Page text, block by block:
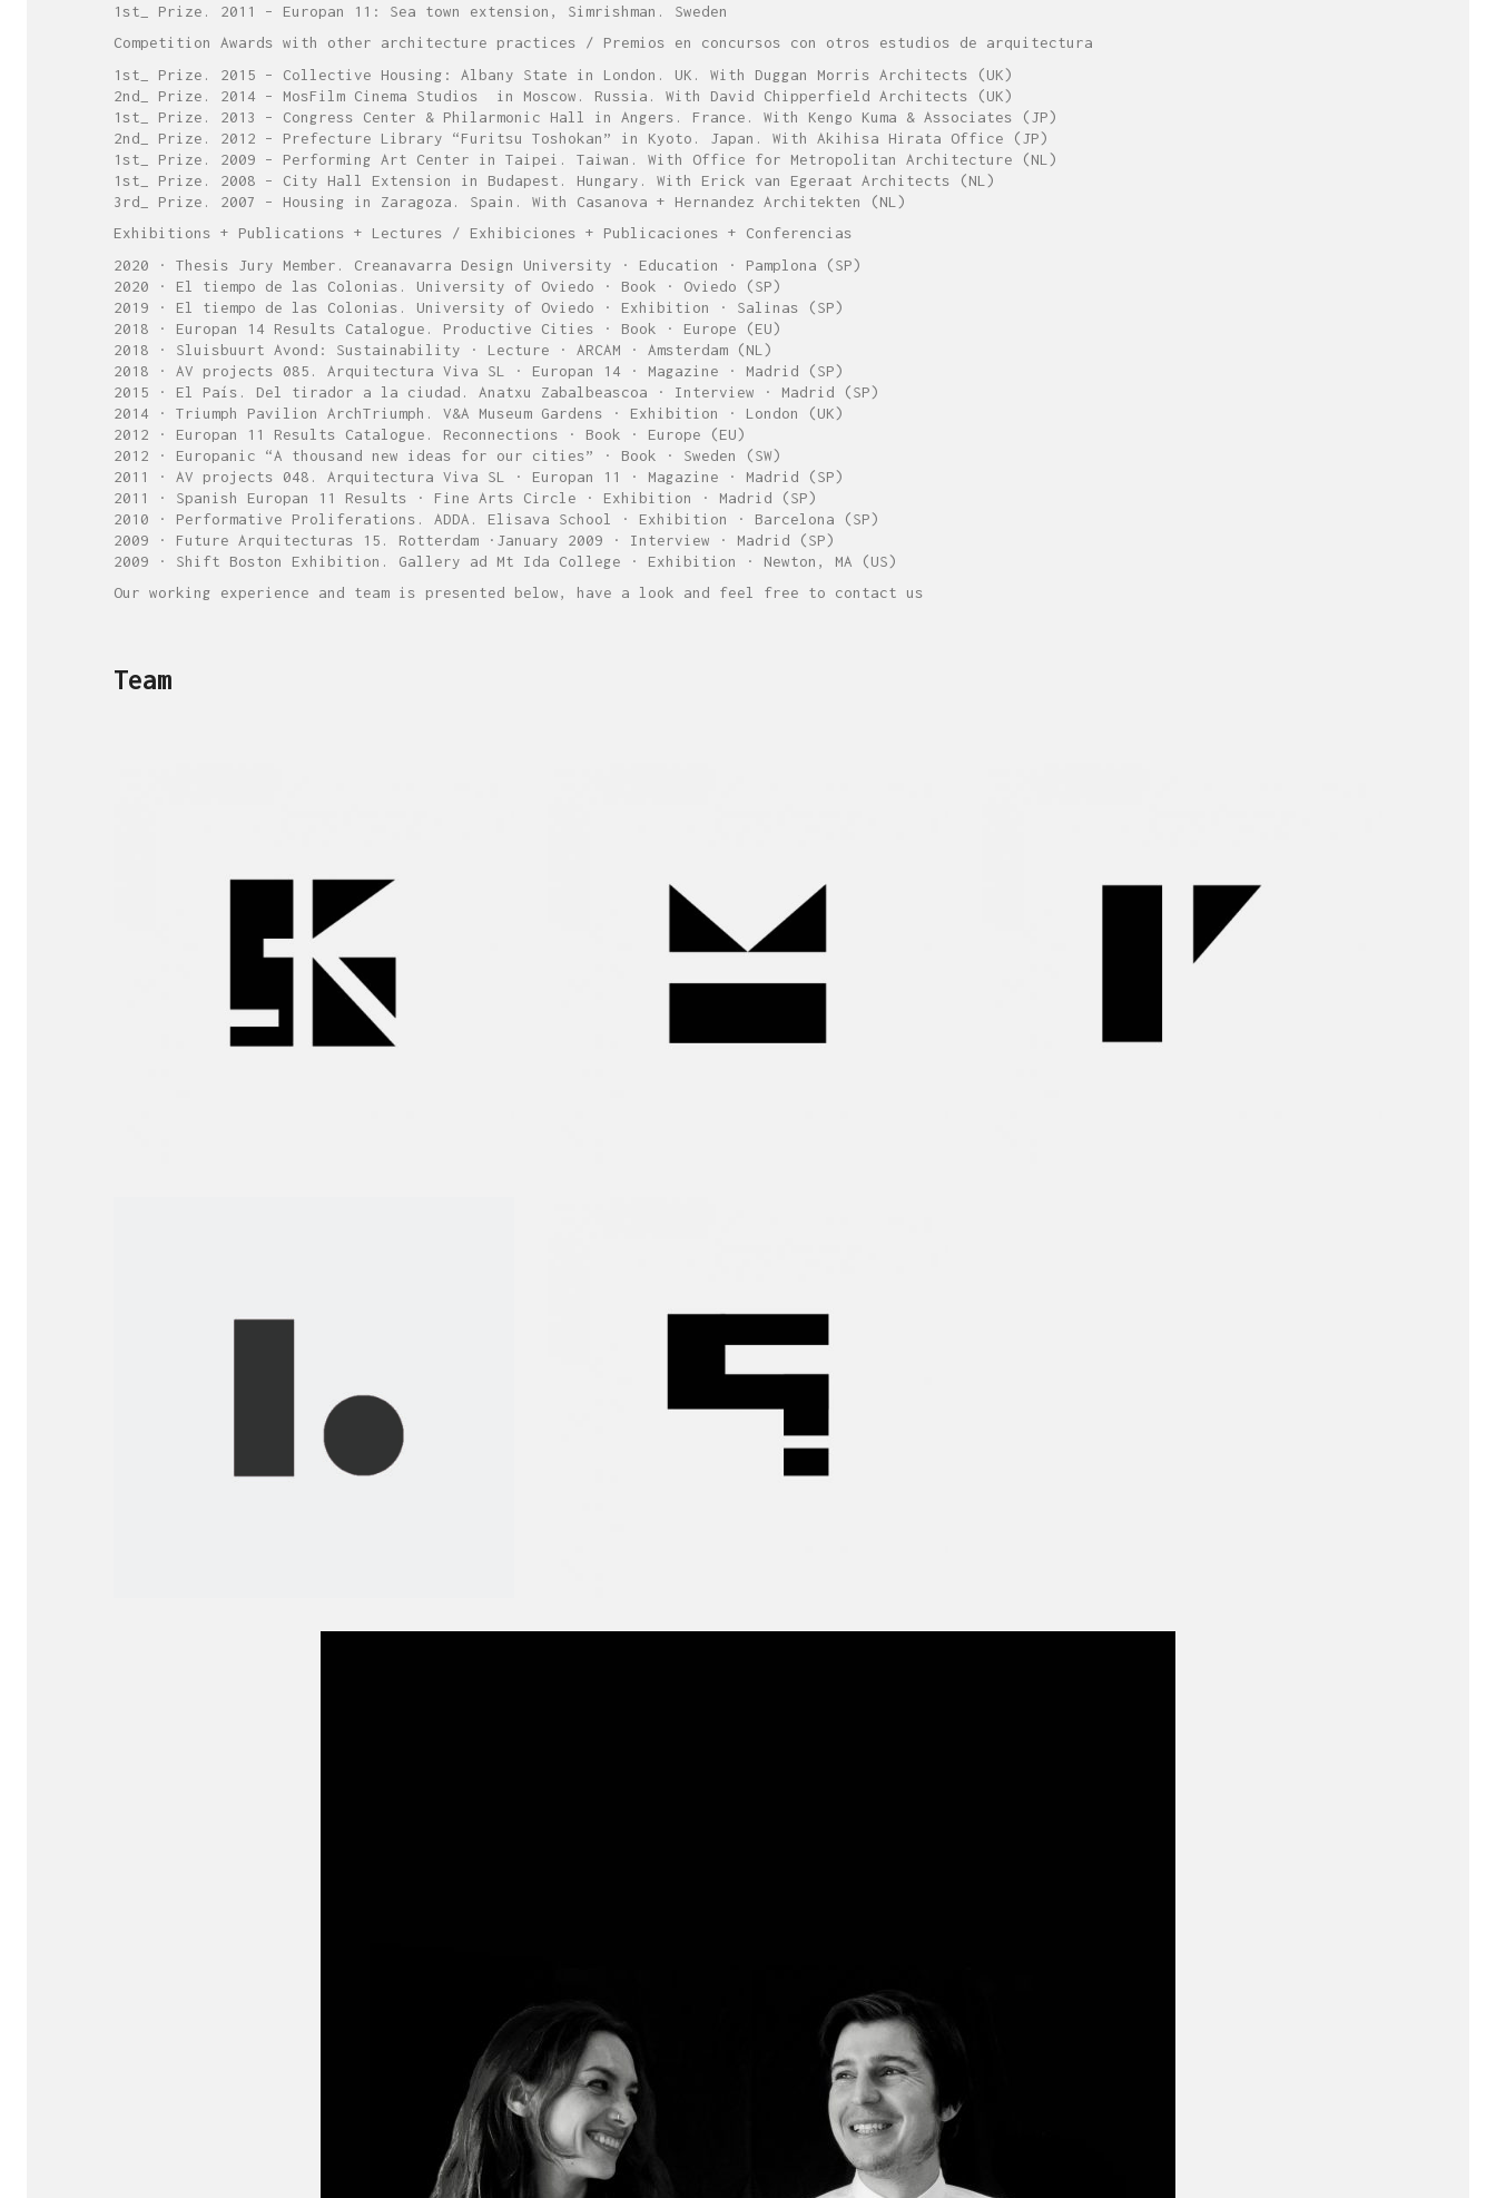
1st_ Prize. 2011 – Europan 11: Sea town extension, Simrishman. Sweden
Competition Awards with other architecture practices / Premios en concursos con otros estudios de arquitectura
1st_ Prize. 2015 – Collective Housing: Albany State in London. UK. With Duggan Morris Architects (UK)
2nd_ Prize. 2014 – MosFilm Cinema Studios in Moscow. Russia. With David Chipperfield Architects (UK)
1st_ Prize. 2013 – Congress Center & Philarmonic Hall in Angers. France. With Kengo Kuma & Associates (JP)
2nd_ Prize. 2012 – Prefecture Library “Furitsu Toshokan” in Kyoto. Japan. With Akihisa Hirata Office (JP)
1st_ Prize. 2009 – Performing Art Center in Taipei. Taiwan. With Office for Metropolitan Architecture (NL)
1st_ Prize. 2008 – City Hall Extension in Budapest. Hungary. With Erick van Egeraat Architects (NL)
3rd_ Prize. 2007 – Housing in Zaragoza. Spain. With Casanova + Hernandez Architekten (NL)
Exhibitions + Publications + Lectures / Exhibiciones + Publicaciones + Conferencias
2020 · Thesis Jury Member. Creanavarra Design University · Education · Pamplona (SP)
2020 · El tiempo de las Colonias. University of Oviedo · Book · Oviedo (SP)
2019 · El tiempo de las Colonias. University of Oviedo · Exhibition · Salinas (SP)
2018 · Europan 14 Results Catalogue. Productive Cities · Book · Europe (EU)
2018 · Sluisbuurt Avond: Sustainability · Lecture · ARCAM · Amsterdam (NL)
2018 · AV projects 085. Arquitectura Viva SL · Europan 14 · Magazine · Madrid (SP)
2015 · El País. Del tirador a la ciudad. Anatxu Zabalbeascoa · Interview · Madrid (SP)
2014 · Triumph Pavilion ArchTriumph. V&A Museum Gardens · Exhibition · London (UK)
2012 · Europan 11 Results Catalogue. Reconnections · Book · Europe (EU)
2012 · Europanic “A thousand new ideas for our cities” · Book · Sweden (SW)
2011 · AV projects 048. Arquitectura Viva SL · Europan 11 · Magazine · Madrid (SP)
2011 · Spanish Europan 11 Results · Fine Arts Circle · Exhibition · Madrid (SP)
2010 · Performative Proliferations. ADDA. Elisava School · Exhibition · Barcelona (SP)
2009 · Future Arquitecturas 15. Rotterdam ·January 2009 · Interview · Madrid (SP)
2009 · Shift Boston Exhibition. Gallery ad Mt Ida College · Exhibition · Newton, MA (US)
Our working experience and team is presented below, have a look and feel free to contact us
Team